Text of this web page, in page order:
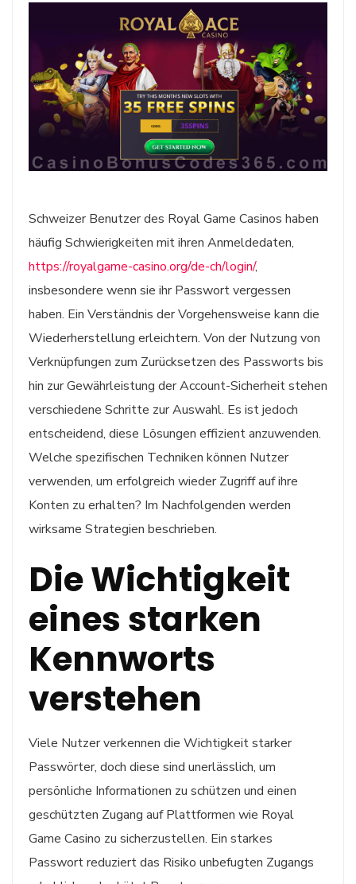
Schweizer Benutzer des Royal Game Casinos haben
häufig Schwierigkeiten mit ihren Anmeldedaten,
https://royalgame-casino.org/de-ch/login/,
insbesondere wenn sie ihr Passwort vergessen
haben. Ein Verständnis der Vorgehensweise kann die
Wiederherstellung erleichtern. Von der Nutzung von
Verknüpfungen zum Zurücksetzen des Passworts bis
hin zur Gewährleistung der Account-Sicherheit stehen
verschiedene Schritte zur Auswahl. Es ist jedoch
entscheidend, diese Lösungen effizient anzuwenden.
Welche spezifischen Techniken können Nutzer
verwenden, um erfolgreich wieder Zugriff auf ihre
Konten zu erhalten? Im Nachfolgenden werden
wirksame Strategien beschrieben.
Die Wichtigkeit
eines starken
Kennworts
verstehen
Viele Nutzer verkennen die Wichtigkeit starker
Passwörter, doch diese sind unerlässlich, um
persönliche Informationen zu schützen und einen
geschützten Zugang auf Plattformen wie Royal
Game Casino zu sicherzustellen. Ein starkes
Passwort reduziert das Risiko unbefugten Zugangs